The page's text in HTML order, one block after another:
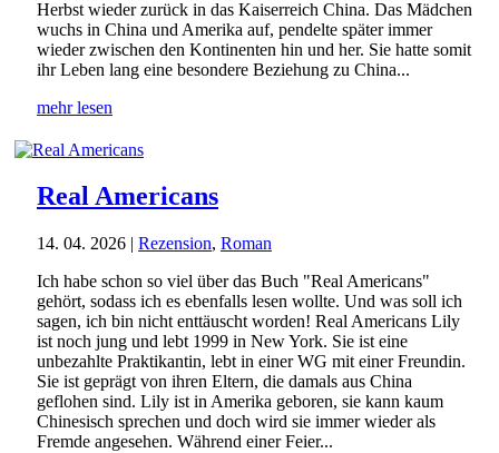
Herbst wieder zurück in das Kaiserreich China. Das Mädchen
wuchs in China und Amerika auf, pendelte später immer
wieder zwischen den Kontinenten hin und her. Sie hatte somit
ihr Leben lang eine besondere Beziehung zu China...
mehr lesen
Real Americans
14. 04. 2026 | Rezension, Roman
Ich habe schon so viel über das Buch "Real Americans"
gehört, sodass ich es ebenfalls lesen wollte. Und was soll ich
sagen, ich bin nicht enttäuscht worden! Real Americans Lily
ist noch jung und lebt 1999 in New York. Sie ist eine
unbezahlte Praktikantin, lebt in einer WG mit einer Freundin.
Sie ist geprägt von ihren Eltern, die damals aus China
geflohen sind. Lily ist in Amerika geboren, sie kann kaum
Chinesisch sprechen und doch wird sie immer wieder als
Fremde angesehen. Während einer Feier...